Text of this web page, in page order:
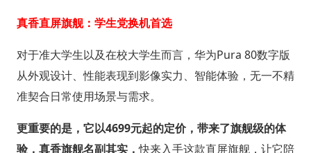
真香直屏旗舰：学生党换机首选
对于准大学生以及在校大学生而言，华为Pura 80数字版
从外观设计、性能表现到影像实力、智能体验，无一不精
准契合日常使用场景与需求。
更重要的是，它以4699元起的定价，带来了旗舰级的体
验，真香旗舰名副其实，快来入手这款直屏旗舰，让它陪